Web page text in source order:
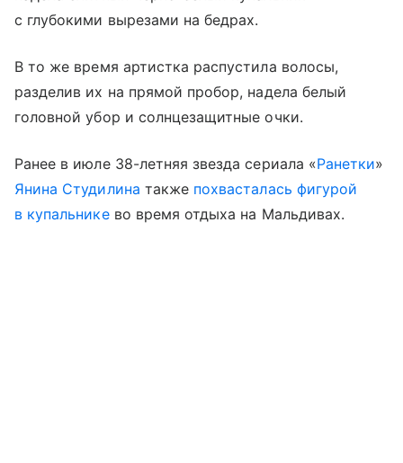
с глубокими вырезами на бедрах.
В то же время артистка распустила волосы,
разделив их на прямой пробор, надела белый
головной убор и солнцезащитные очки.
Ранее в июле 38-летняя звезда сериала «Ранетки»
Янина Студилина также похвасталась фигурой
в купальникево время отдыха на Мальдивах.